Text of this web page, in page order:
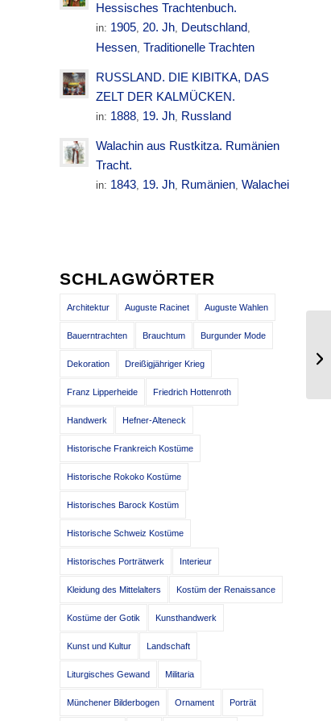
Hessisches Trachtenbuch.
in: 1905,20. Jh, Deutschland,
Hessen, Traditionelle Trachten
RUSSLAND. DIE KIBITKA, DAS
ZELT DER KALMÜCKEN.
in: 1888, 19. Jh, Russland
Walachin aus Rustkitza. Rumänien
Tracht.
in: 1843, 19. Jh, Rumänien,Walachei
SCHLAGWÖRTER
Architektur Auguste Racinet Auguste Wahlen
Bauerntrachten Brauchtum Burgunder Mode
Dekoration Dreißigjähriger Krieg
Franz Lipperheide Friedrich Hottenroth
Handwerk Hefner-Alteneck
Historische Frankreich Kostüme
Historische Rokoko Kostüme
Historisches Barock Kostüm
Historische Schweiz Kostüme
Historisches Porträtwerk Interieur
Kleidung des Mittelalters Kostüm der Renaissance
Kostüme der Gotik Kunsthandwerk
Kunst und Kultur Landschaft
Liturgisches Gewand Militaria
Münchener Bilderbogen Ornament Porträt